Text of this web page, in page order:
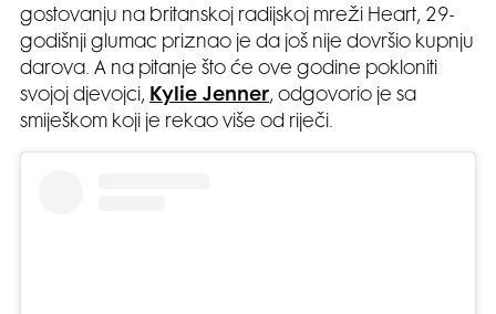
gostovanju na britanskoj radijskoj mreži Heart, 29-
godišnji glumac priznao je da još nije dovršio kupnju
darova. A na pitanje što će ove godine pokloniti
svojoj djevojci, Kylie Jenner, odgovorio je sa
smiješkom koji je rekao više od riječi.